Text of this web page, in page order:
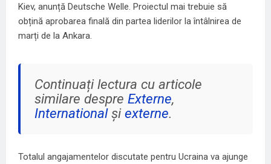
Kiev, anunță Deutsche Welle. Proiectul mai trebuie să
obțină aprobarea finală din partea liderilor la întâlnirea de
marți de la Ankara.
Continuați lectura cu articole
similare despre Externe,
Internationalșiexterne.
Totalul angajamentelor discutate pentru Ucraina va ajunge